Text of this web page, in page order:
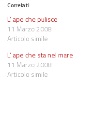
Correlati
L’ ape che pulisce
11 Marzo 2008
Articolo simile
L’ ape che sta nel mare
11 Marzo 2008
Articolo simile